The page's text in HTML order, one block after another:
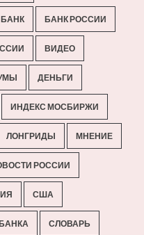
БАНК БАНК РОССИИ
ВИДЕО
ДЕНЬГИ
ИНДЕКС МОСБИРЖИ
ЛОНГРИДЫ МНЕНИЕ
РОССИИ
США
СЛОВАРЬ